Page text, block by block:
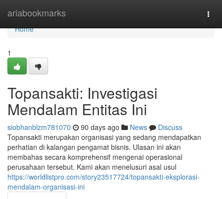
ariabookmarks
Home
Home
1
Topansakti: Investigasi
Mendalam Entitas Ini
siobhanblzm781070 90 days ago News
Discuss
Topansakti merupakan organisasi yang sedang mendapatkan
perhatian di kalangan pengamat bisnis. Ulasan ini akan
membahas secara komprehensif mengenai operasional
perusahaan tersebut. Kami akan menelusuri asal usul
https://worldlistpro.com/story23517724/topansakti-eksplorasi-
mendalam-organisasi-ini